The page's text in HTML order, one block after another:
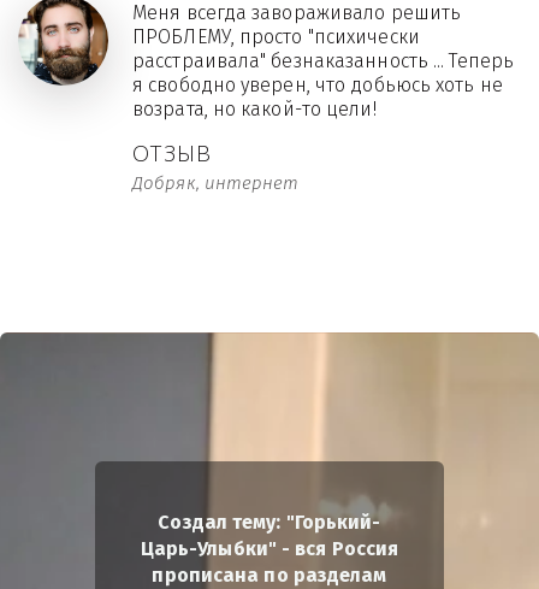
ОТЗЫВ
Добряк, интернет
Меня всегда завораживало решить
ПРОБЛЕМУ, просто "психически
расстраивала" безнаказанность ... Теперь
я свободно уверен, что добьюсь хоть не
возрата, но какой-то цели!
Создал тему: "Горький-
Царь-Улыбки" - вся Россия
прописана по разделам